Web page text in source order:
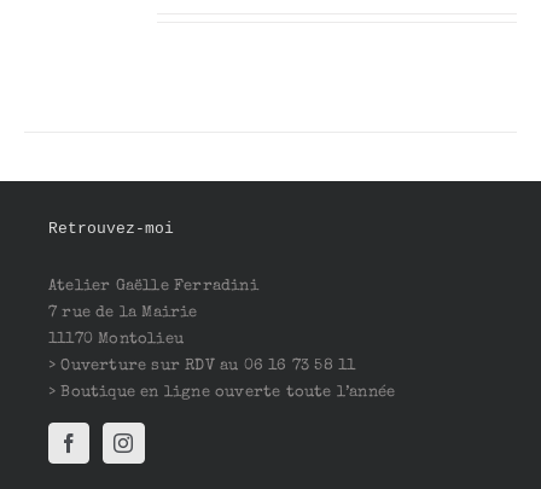
Retrouvez-moi
Atelier Gaëlle Ferradini
7 rue de la Mairie
11170 Montolieu
> Ouverture sur RDV au 06 16 73 58 11
> Boutique en ligne ouverte toute l’année